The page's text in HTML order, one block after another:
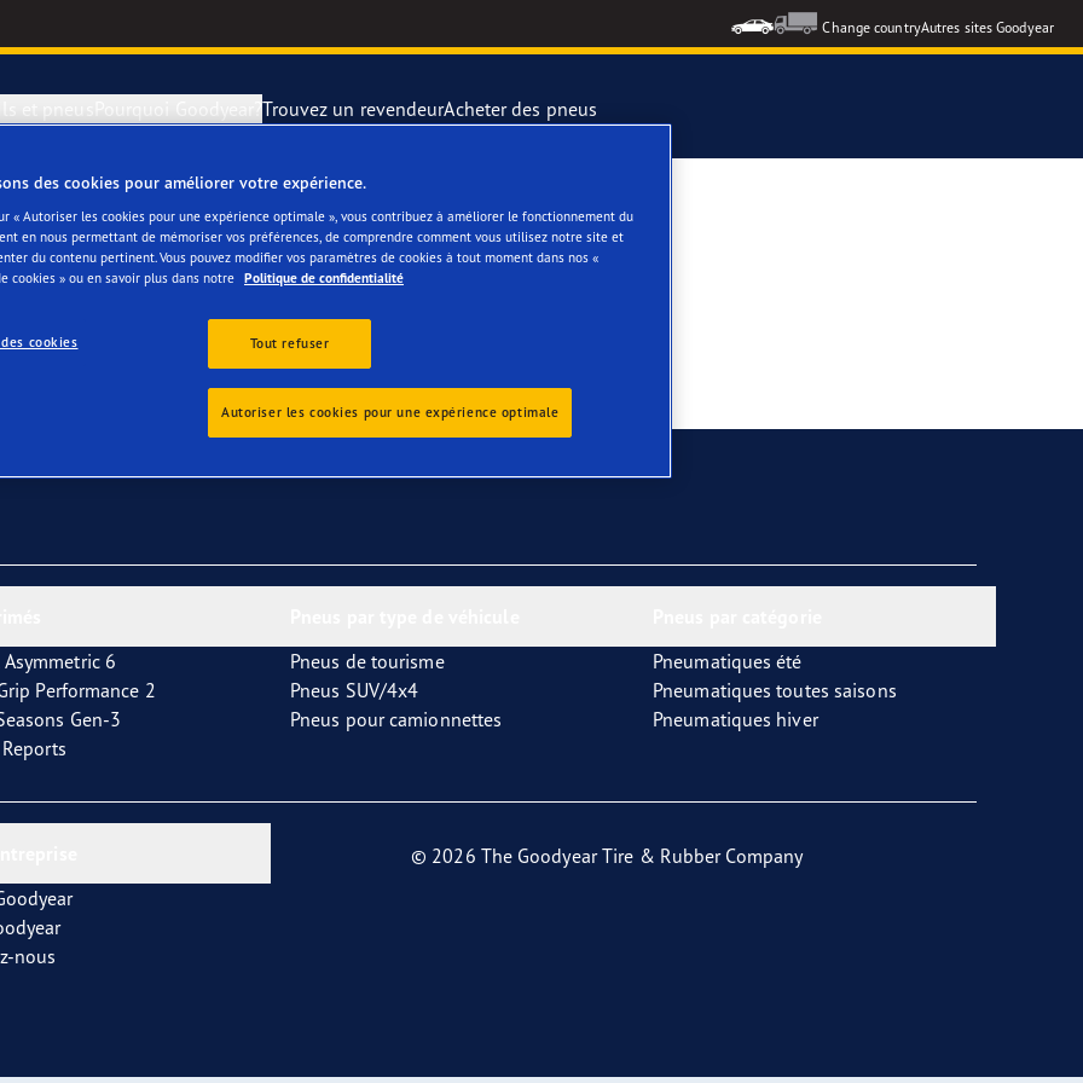
Change countryAutres sites Goodyear
et pneus
et changer vos pneus
Pourquoi Goodyear?
Blimp
RACING
F1 SuperSport
F1 Asymmetric 6
UltraGrip Performance 3
Trouvez un revendeurAcheter des pneus
Mercedes Marco Polo
Asymmetric 6
Performance 2
Gen-3
Pneus de tourisme
Pneus SUV/4x4
Pneus pour camionnettes
Pneumatiques été
Pneumatiques toutes saisons
Pneumatiques hiver
nous
© 2026 The Goodyear Tire & Rubber Company
des cookies pour améliorer votre expérience.
« Autoriser les cookies pour une expérience optimale », vous contribuez à améliorer le fonctionnement du
en nous permettant de mémoriser vos préférences, de comprendre comment vous utilisez notre site et
du contenu pertinent. Vous pouvez modifier vos paramètres de cookies à tout moment dans nos «
cookies » ou en savoir plus dans notre Politique de confidentialité
cookies Tout refuser
Autoriser les cookies pour une expérience optimale